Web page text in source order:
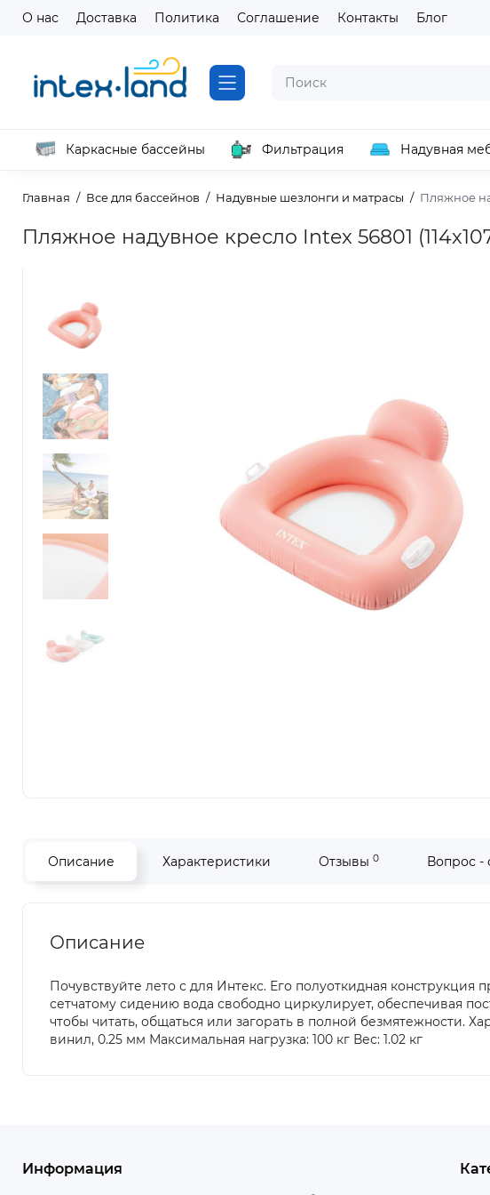
О нас Доставка Политика Соглашение Контакты Блог
Каркасные бассейны Фильтрация Надувная
Главная Все для бассейнов Надувные шезлонги и матрасы Пляжное
Пляжное надувное кресло Intex 56801
Описание Характеристики Отзывы 0 Вопрос -
Описание
Почувствуйте лето с для Интекс. Его полуоткидная
сетчатому сидению вода свободно циркулирует, обеспечивая
чтобы читать, общаться или загорать в полной безмятежности.
винил, 0.25 мм Максимальная нагрузка: 100 кг Вес: 1.02 кг
Информация